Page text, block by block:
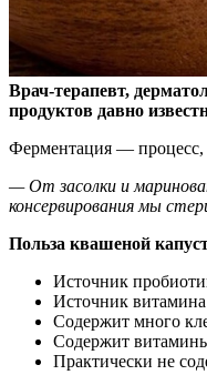
Врач-терапевт,
продуктов давно
Ферментация — процесс,
— От засолки и
консервирования мы
Польза квашеной
Источник
Источник
Содержит много
Содержит
Практически не